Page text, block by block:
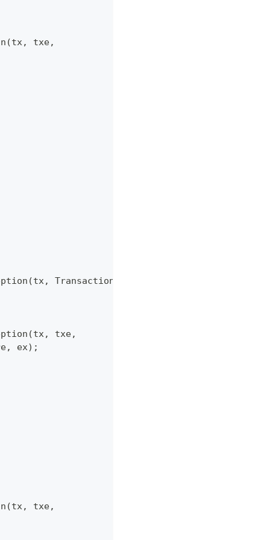
(tx, txe,
(tx, TransactionalExecutor
(tx, txe,
, ex) ;
(tx, txe,